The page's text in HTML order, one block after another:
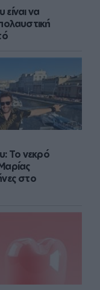
να
Το νεκρό
στο